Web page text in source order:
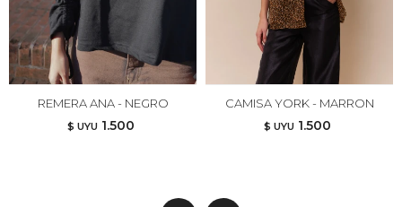
REMERA ANA - NEGRO
$ UYU 1.500
CAMISA YORK - MARRON
$ UYU 1.500